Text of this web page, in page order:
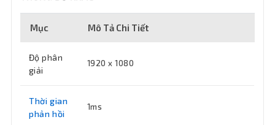
Mục Mô Tả Chi Tiết
Độ phân
giải
1920 x 1080
Thời gian
phản hồi
1ms